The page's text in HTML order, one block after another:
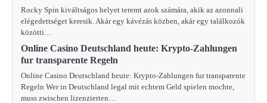
Rocky Spin kiváltságos helyet teremt azok számára, akik az azonnali
elégedettséget keresik. Akár egy kávézás közben, akár egy találkozók
közötti…
Online Casino Deutschland heute: Krypto-Zahlungen
fur transparente Regeln
Online Casino Deutschland heute: Krypto-Zahlungen fur transparente
Regeln Wer in Deutschland legal mit echtem Geld spielen mochte,
muss zwischen lizenzierten…